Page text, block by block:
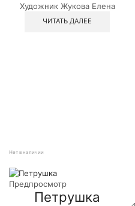
Художник Жукова Елена
ЧИТАТЬ ДАЛЕЕ
Нет в наличии
Предпросмотр
Петрушка